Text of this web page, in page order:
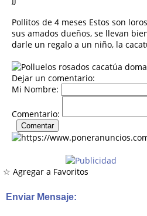
Pollitos de 4 meses Estos son
sus amados dueños, se llevan
darle un regalo a un niño, la
Dejar un comentario:
Mi Nombre:
Comentario:
☆ Agregar a Favoritos
Enviar Mensaje: